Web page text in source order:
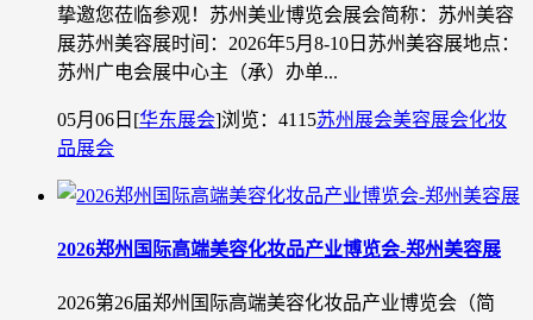
挚邀您莅临参观！苏州美业博览会展会简称：苏州美容
展苏州美容展时间：2026年5月8-10日苏州美容展地点：
苏州广电会展中心主（承）办单...
05月06日 [华东展会]浏览：4115苏州展会美容展会化妆
品展会
2026郑州国际高端美容化妆品产业博览会-郑州美容展
2026第26届郑州国际高端美容化妆品产业博览会（简